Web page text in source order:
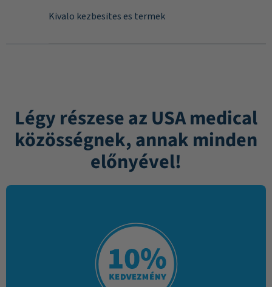
Kivalo kezbesites es termek
Légy részese az USA medical
közösségnek, annak minden
előnyével!